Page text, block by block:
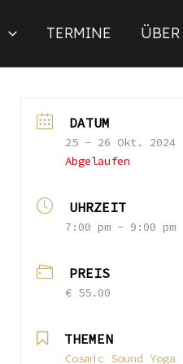
TERMINE
DATUM
25 - 26 Okt. 2024
Abgelaufen
UHRZEIT
7:00 pm - 9:00 pm
PREIS
€ 55.00
THEMEN
Cosmic Sound Yoga